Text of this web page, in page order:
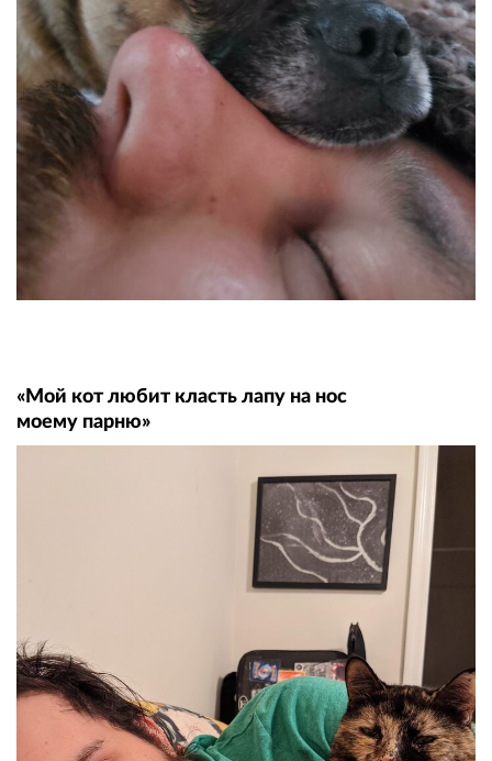
«Мой кот любит класть лапу на нос
моему парню»